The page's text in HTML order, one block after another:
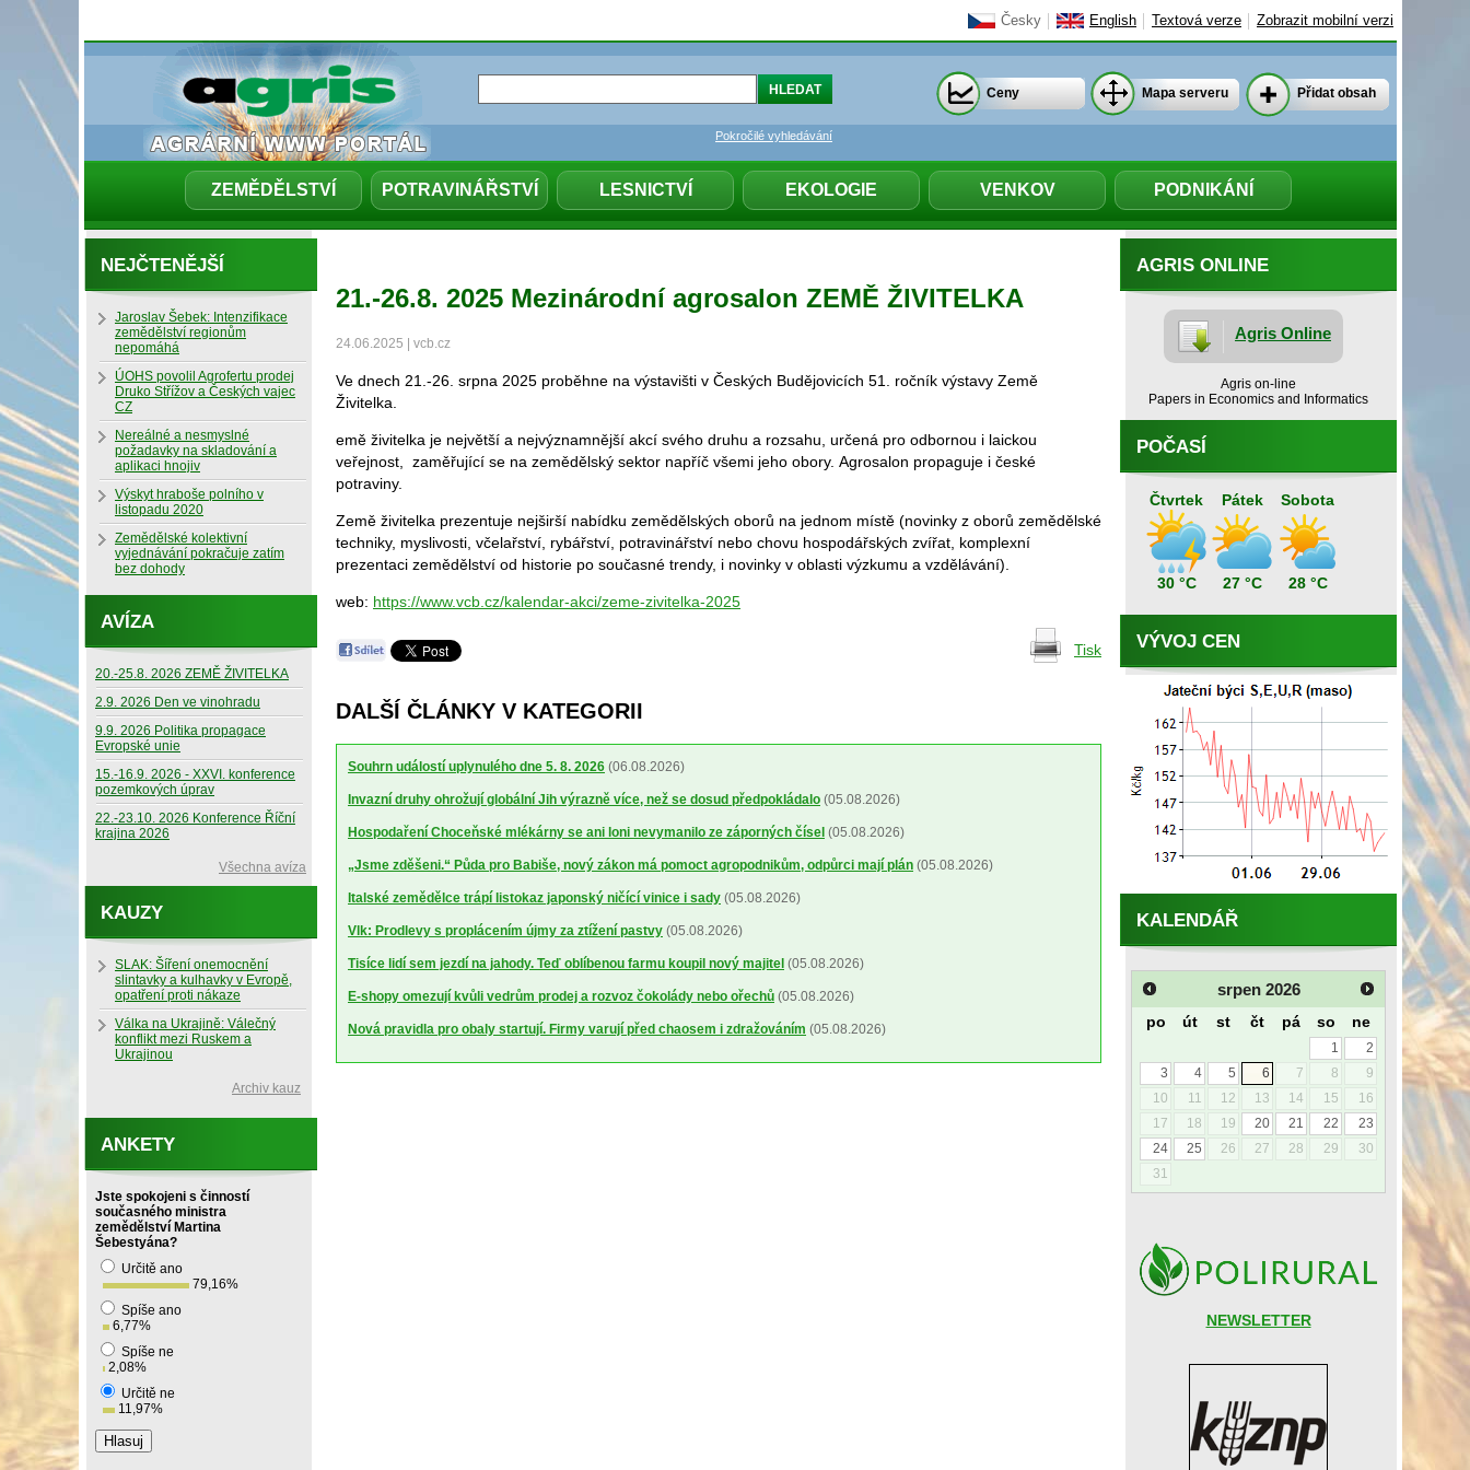
Česky English Textová verze Zobrazit mobilní verzi
ZEMĚDĚLSTVÍ POTRAVINÁŘSTVÍ LESNICTVÍ EKOLOGIE VENKOV PODNIKÁNÍ
Pokročilé vyhledávání
Ceny Mapa serveru Přidat obsah
21.-26.8. 2025 Mezinárodní agrosalon ZEMĚ ŽIVITELKA
24.06.2025 | vcb.cz
Ve dnech 21.-26. srpna 2025 proběhne na výstavišti v Českých Budějovicích 51. ročník výstavy Země
Živitelka.
emě živitelka je největší a nejvýznamnější akcí svého druhu a rozsahu, určená pro odbornou i laickou
veřejnost, zaměřující se na zemědělský sektor napříč všemi jeho obory. Agrosalon propaguje i české
potraviny.
Země živitelka prezentuje nejširší nabídku zemědělských oborů na jednom místě (novinky z oborů zemědělské
techniky, myslivosti, včelařství, rybářství, potravinářství nebo chovu hospodářských zvířat, komplexní
prezentaci zemědělství od historie po současné trendy, i novinky v oblasti výzkumu a vzdělávání).
web: https://www.vcb.cz/kalendar-akci/zeme-zivitelka-2025
Tisk
DALŠÍ ČLÁNKY V KATEGORII
Souhrn událostí uplynulého dne 5. 8. 2026 (06.08.2026)
Invazní druhy ohrožují globální Jih výrazně více, než se dosud předpokládalo (05.08.2026)
Hospodaření Choceňské mlékárny se ani loni nevymanilo ze záporných čísel (05.08.2026)
„Jsme zděšeni.“ Půda pro Babiše, nový zákon má pomoct agropodnikům, odpůrci mají plán (05.08.2026)
Italské zemědělce trápí listokaz japonský ničící vinice i sady (05.08.2026)
Vlk: Prodlevy s proplácením újmy za ztížení pastvy (05.08.2026)
Tisíce lidí sem jezdí na jahody. Teď oblíbenou farmu koupil nový majitel (05.08.2026)
E-shopy omezují kvůli vedrům prodej a rozvoz čokolády nebo ořechů (05.08.2026)
Nová pravidla pro obaly startují. Firmy varují před chaosem i zdražováním (05.08.2026)
AGRIS ONLINE
Agris Online
Agris on-line
Papers in Economics and Informatics
POČASÍ
Čtvrtek
30 °C
Pátek
27 °C
Sobota
28 °C
VÝVOJ CEN
KALENDÁŘ
srpen 2026
po út st čt pá so ne
1
2
3
4 5 6 7 8
9
10
11 12 13 14 15
16
17
18 19 20 21 22
23
24
25 26 27 28 29
30
31
NEWSLETTER
NEJČTENĚJŠÍ
Jaroslav Šebek: Intenzifikace
zemědělství regionům
nepomáhá
ÚOHS povolil Agrofertu prodej
Druko Střížov a Českých vajec
CZ
Nereálné a nesmyslné
požadavky na skladování a
aplikaci hnojiv
Výskyt hraboše polního v
listopadu 2020
Zemědělské kolektivní
vyjednávání pokračuje zatím
bez dohody
AVÍZA
20.-25.8. 2026 ZEMĚ ŽIVITELKA
2.9. 2026 Den ve vinohradu
9.9. 2026 Politika propagace
Evropské unie
15.-16.9. 2026 - XXVI. konference
pozemkových úprav
22.-23.10. 2026 Konference Říční
krajina 2026
Všechna avíza
KAUZY
SLAK: Šíření onemocnění
slintavky a kulhavky v Evropě,
opatření proti nákaze
Válka na Ukrajině: Válečný
konflikt mezi Ruskem a
Ukrajinou
Archiv kauz
ANKETY
Jste spokojeni s činností
současného ministra
zemědělství Martina
Šebestyána?
Určitě ano
79,16%
Spíše ano
6,77%
Spíše ne
2,08%
Určitě ne
11,97%